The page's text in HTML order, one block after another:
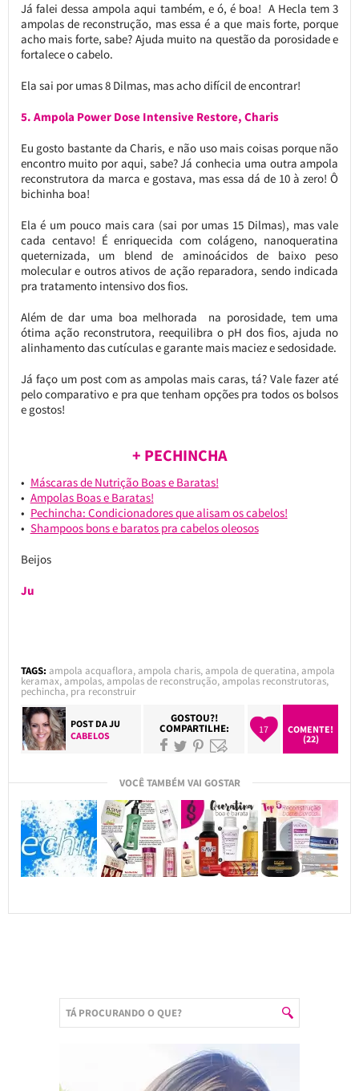
Já falei dessa ampola aqui também, e ó, é boa! A Hecla tem 3
ampolas de reconstrução, mas essa é a que mais forte, porque
acho mais forte, sabe? Ajuda muito na questão da porosidade e
fortalece o cabelo.
Ela sai por umas 8 Dilmas, mas acho difícil de encontrar!
5. Ampola Power Dose Intensive Restore, Charis
Eu gosto bastante da Charis, e não uso mais coisas porque não
encontro muito por aqui, sabe? Já conhecia uma outra ampola
reconstrutora da marca e gostava, mas essa dá de 10 à zero! Ô
bichinha boa!
Ela é um pouco mais cara (sai por umas 15 Dilmas), mas vale
cada centavo! É enriquecida com colágeno, nanoqueratina
queternizada, um blend de aminoácidos de baixo peso
molecular e outros ativos de ação reparadora, sendo indicada
pra tratamento intensivo dos fios.
Além de dar uma boa melhorada na porosidade, tem uma
ótima ação reconstrutora, reequilibra o pH dos fios, ajuda no
alinhamento das cutículas e garante mais maciez e sedosidade.
Já faço um post com as ampolas mais caras, tá? Vale fazer até
pelo comparativo e pra que tenham opções pra todos os bolsos
e gostos!
+ PECHINCHA
Máscaras de Nutrição Boas e Baratas!
Ampolas Boas e Baratas!
Pechincha: Condicionadores que alisam os cabelos!
Shampoos bons e baratos pra cabelos oleosos
Beijos
Ju
TAGS: ampola acquaflora,ampola charis,ampola de queratina,ampola
keramax,ampolas,ampolas de reconstrução,ampolas reconstrutoras,
pechincha, pra reconstruir
POST DAJU
CABELOS
GOSTOU?!
COMPARTILHE: 17
COMENTE!
(22)
VOCÊ TAMBÉM VAI GOSTAR